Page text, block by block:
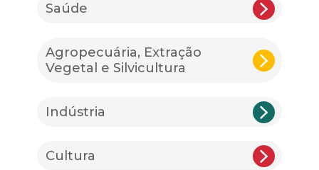
Saúde
Agropecuária, Extração
Vegetal e Silvicultura
Indústria
Cultura